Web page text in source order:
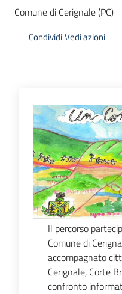
Leggi
Atti
Programmi
Progetti
Menu selezionato
Partecipa
Comune di Cerignale (PC)
CondividiVedi azioni
Il percorso
Comune di
accompagnato
Cerignale, Corte
confronto